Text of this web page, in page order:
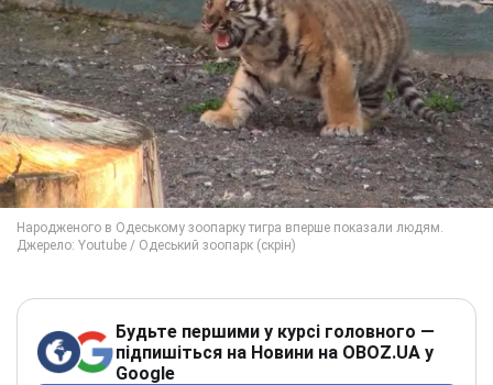
Будьте першими у курсі головного —
підпишіться на Новини на OBOZ.UA у
Google